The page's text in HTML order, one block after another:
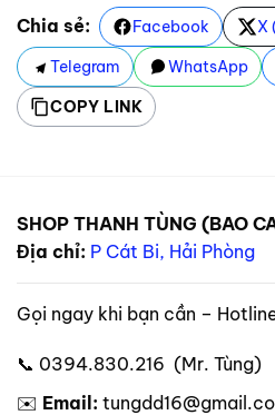
Chia sẻ: Facebook X
Telegram
WhatsApp
COPY LINK
SHOP THANH TÙNG (BAO
Địa chỉ: P Cát Bi, Hải Phòng
Gọi ngay khi bạn cần –
📞 0394.830.216 (Mr. Tùng)
✉️ Email: